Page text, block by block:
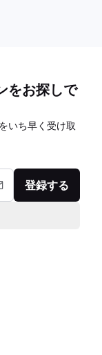
をお探しで
いち早く受け取
登録する